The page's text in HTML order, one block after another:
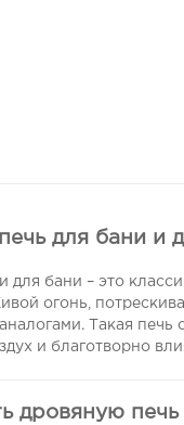
для бани и
для бани – это
огонь,
Такая
и благотворно
дровяную